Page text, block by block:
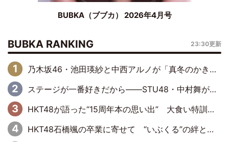
BUBKA（ブブカ） 2026年4月号
BUBKA RANKING 23:30更新
乃木坂46・池田瑛紗と中西アルノが「真冬のかき氷」騒動で火花散らす！ 因縁の裏にあるのは、逆境をともに“凌”ぐ似た者同士の絆
ステージが一番好きだから――STU48・中村舞が描く“これからの私”
HKT48が語った“15周年本の思い出” 大食い特訓・守護霊企画・制服グラビア…盛りだくさんの裏話
HKT48石橋颯の卒業に寄せて “いぶくる”の絆と後輩・龍頭綺音の決意